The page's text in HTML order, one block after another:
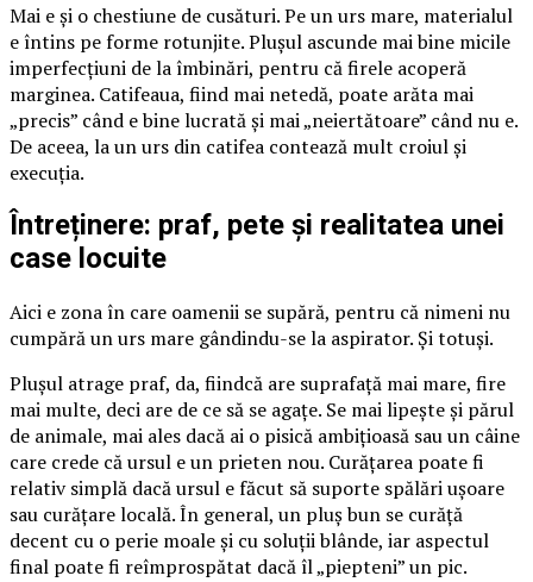
Mai e și o chestiune de cusături. Pe un urs mare, materialul
e întins pe forme rotunjite. Plușul ascunde mai bine micile
imperfecțiuni de la îmbinări, pentru că firele acoperă
marginea. Catifeaua, fiind mai netedă, poate arăta mai
„precis” când e bine lucrată și mai „neiertătoare” când nu e.
De aceea, la un urs din catifea contează mult croiul și
execuția.
Întreținere: praf, pete și realitatea unei
case locuite
Aici e zona în care oamenii se supără, pentru că nimeni nu
cumpără un urs mare gândindu-se la aspirator. Și totuși.
Plușul atrage praf, da, fiindcă are suprafață mai mare, fire
mai multe, deci are de ce să se agațe. Se mai lipește și părul
de animale, mai ales dacă ai o pisică ambițioasă sau un câine
care crede că ursul e un prieten nou. Curățarea poate fi
relativ simplă dacă ursul e făcut să suporte spălări ușoare
sau curățare locală. În general, un pluș bun se curăță
decent cu o perie moale și cu soluții blânde, iar aspectul
final poate fi reîmprospătat dacă îl „piepteni” un pic.